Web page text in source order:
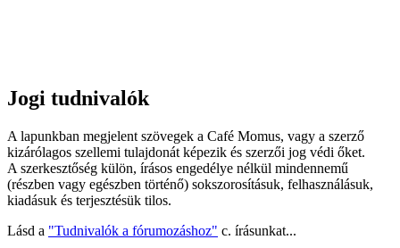
Jogi tudnivalók
A lapunkban megjelent szövegek a Café Momus, vagy a szerző
kizárólagos szellemi tulajdonát képezik és szerzői jog védi őket.
A szerkesztőség külön, írásos engedélye nélkül mindennemű
(részben vagy egészben történő) sokszorosításuk, felhasználásuk,
kiadásuk és terjesztésük tilos.
Lásd a "Tudnivalók a fórumozáshoz" c. írásunkat...